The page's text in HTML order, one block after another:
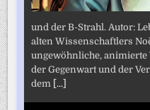
und der B-Strahl. Autor:
alten Wissenschaftlers
ungewöhnliche, animierte
der Gegenwart und der
dem [...]